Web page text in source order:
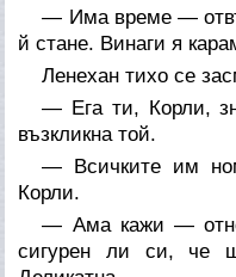
— Има време —
й стане. Винаги я
Ленехан тихо се
— Ега ти, Корли,
възкликна той.
— Всичките им
Корли.
— Ама кажи —
сигурен ли си, че